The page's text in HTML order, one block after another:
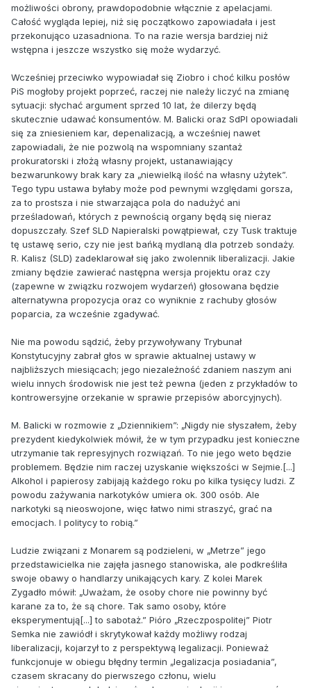
możliwości obrony, prawdopodobnie włącznie z apelacjami.
Całość wygląda lepiej, niż się początkowo zapowiadała i jest
przekonująco uzasadniona. To na razie wersja bardziej niż
wstępna i jeszcze wszystko się może wydarzyć.
Wcześniej przeciwko wypowiadał się Ziobro i choć kilku posłów
PiS mogłoby projekt poprzeć, raczej nie należy liczyć na zmianę
sytuacji: słychać argument sprzed 10 lat, że dilerzy będą
skutecznie udawać konsumentów. M. Balicki oraz SdPl opowiadali
się za zniesieniem kar, depenalizacją, a wcześniej nawet
zapowiadali, że nie pozwolą na wspomniany szantaż
prokuratorski i złożą własny projekt, ustanawiający
bezwarunkowy brak kary za „niewielką ilość na własny użytek”.
Tego typu ustawa byłaby może pod pewnymi względami gorsza,
za to prostsza i nie stwarzająca pola do nadużyć ani
prześladowań, których z pewnością organy będą się nieraz
dopuszczały. Szef SLD Napieralski powątpiewał, czy Tusk traktuje
tę ustawę serio, czy nie jest bańką mydlaną dla potrzeb sondaży.
R. Kalisz (SLD) zadeklarował się jako zwolennik liberalizacji. Jakie
zmiany będzie zawierać następna wersja projektu oraz czy
(zapewne w związku rozwojem wydarzeń) głosowana będzie
alternatywna propozycja oraz co wyniknie z rachuby głosów
poparcia, za wcześnie zgadywać.
Nie ma powodu sądzić, żeby przywoływany Trybunał
Konstytucyjny zabrał głos w sprawie aktualnej ustawy w
najbliższych miesiącach; jego niezależność zdaniem naszym ani
wielu innych środowisk nie jest też pewna (jeden z przykładów to
kontrowersyjne orzekanie w sprawie przepisów aborcyjnych).
M. Balicki w rozmowie z „Dziennikiem”: „Nigdy nie słyszałem, żeby
prezydent kiedykolwiek mówił, że w tym przypadku jest konieczne
utrzymanie tak represyjnych rozwiązań. To nie jego weto będzie
problemem. Będzie nim raczej uzyskanie większości w Sejmie.[...]
Alkohol i papierosy zabijają każdego roku po kilka tysięcy ludzi. Z
powodu zażywania narkotyków umiera ok. 300 osób. Ale
narkotyki są nieoswojone, więc łatwo nimi straszyć, grać na
emocjach. I politycy to robią.”
Ludzie związani z Monarem są podzieleni, w „Metrze” jego
przedstawicielka nie zajęła jasnego stanowiska, ale podkreśliła
swoje obawy o handlarzy unikających kary. Z kolei Marek
Zygadło mówił: „Uważam, że osoby chore nie powinny być
karane za to, że są chore. Tak samo osoby, które
eksperymentują[...] to sabotaż.” Pióro „Rzeczpospolitej” Piotr
Semka nie zawiódł i skrytykował każdy możliwy rodzaj
liberalizacji, kojarzył to z perspektywą legalizacji. Ponieważ
funkcjonuje w obiegu błędny termin „legalizacja posiadania”,
czasem skracany do pierwszego członu, wielu